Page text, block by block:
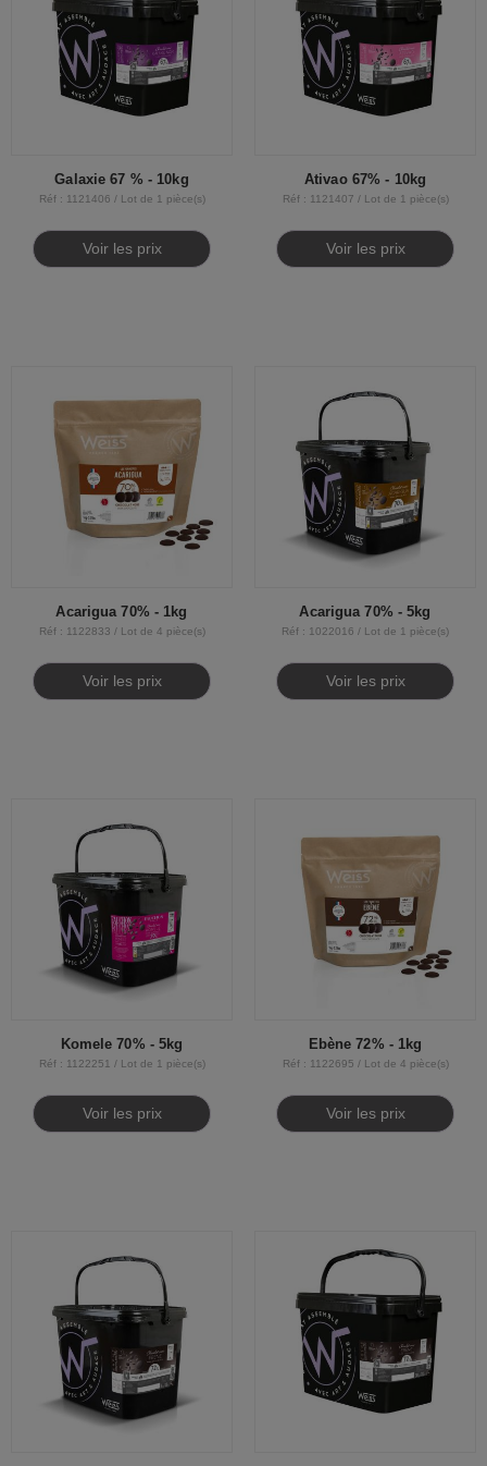
Galaxie 67 % - 10kg
Réf : 1121406 / Lot de 1 pièce(s)
Voir les prix
Ativao 67% - 10kg
Réf : 1121407 / Lot de 1 pièce(s)
Voir les prix
Acarigua 70% - 1kg
Réf : 1122833 / Lot de 4 pièce(s)
Voir les prix
Acarigua 70% - 5kg
Réf : 1022016 / Lot de 1 pièce(s)
Voir les prix
Komele 70% - 5kg
Réf : 1122251 / Lot de 1 pièce(s)
Voir les prix
Ebène 72% - 1kg
Réf : 1122695 / Lot de 4 pièce(s)
Voir les prix